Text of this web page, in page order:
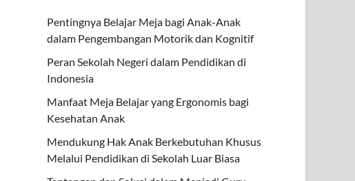
Pentingnya Belajar Meja bagi Anak-Anak
dalam Pengembangan Motorik dan Kognitif
Peran Sekolah Negeri dalam Pendidikan di
Indonesia
Manfaat Meja Belajar yang Ergonomis bagi
Kesehatan Anak
Mendukung Hak Anak Berkebutuhan Khusus
Melalui Pendidikan di Sekolah Luar Biasa